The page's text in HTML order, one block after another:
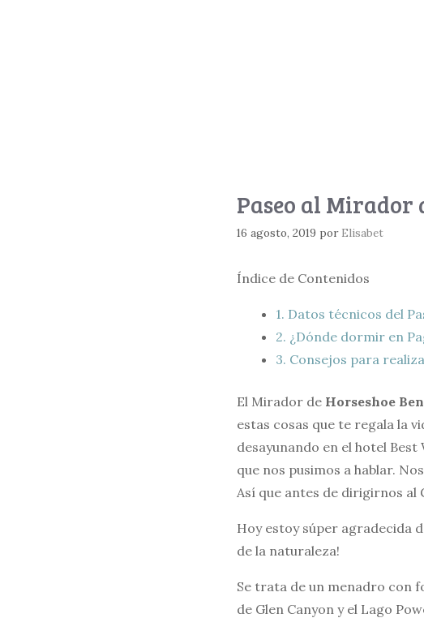
Paseo al Mirador
16 agosto, 2019 por Elisabet
Índice de Contenidos
1. Datos técnicos del
2. ¿Dónde dormir en
3. Consejos para
El Mirador de Horseshoe
estas cosas que te regala la
desayunando en el hotel
que nos pusimos a hablar.
Así que antes de dirigirnos al
Hoy estoy súper agradecida
de la naturaleza!
Se trata de un menadro con
de Glen Canyon y el Lago